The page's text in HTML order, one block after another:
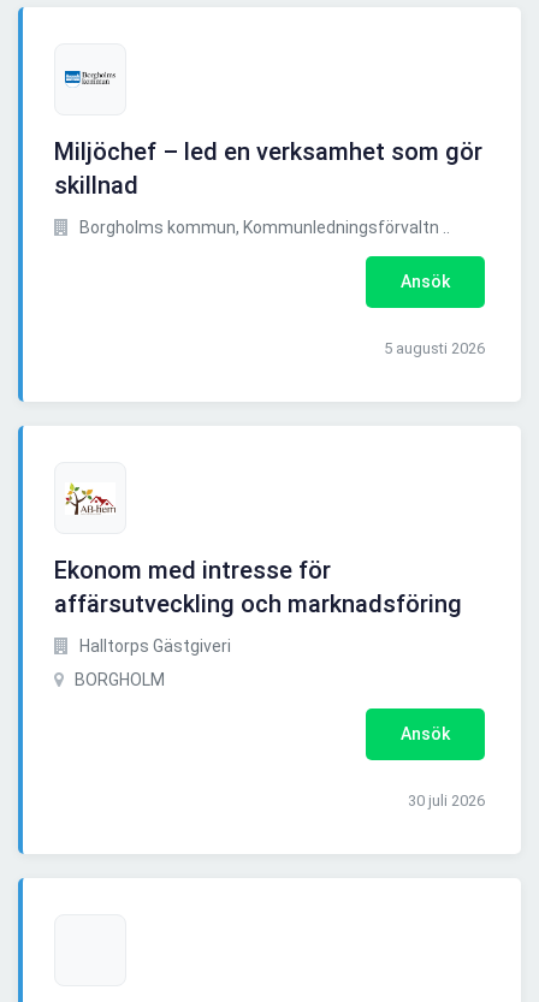
Miljöchef – led en verksamhet som gör
skillnad
Borgholms kommun, Kommunledningsförvaltn ..
Ansök
5 augusti 2026
Ekonom med intresse för
affärsutveckling och marknadsföring
Halltorps Gästgiveri
BORGHOLM
Ansök
30 juli 2026